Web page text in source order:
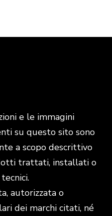
e le immagini
su questo sito sono
a scopo descrittivo
trattati, installati o
autorizzata o
dei marchi citati, né